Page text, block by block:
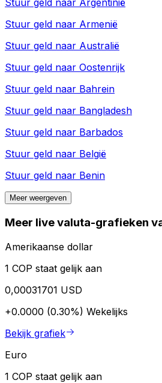
Stuur geld naar Argentinië
Stuur geld naar Armenië
Stuur geld naar Australië
Stuur geld naar Oostenrijk
Stuur geld naar Bahrein
Stuur geld naar Bangladesh
Stuur geld naar Barbados
Stuur geld naar België
Stuur geld naar Benin
Meer weergeven
Meer live valuta-grafieken
Amerikaanse dollar
1 COP staat gelijk aan
0,00031701 USD
+0.0000 (0.30%) Wekelijks
Bekijk grafiek
Euro
1 COP staat gelijk aan